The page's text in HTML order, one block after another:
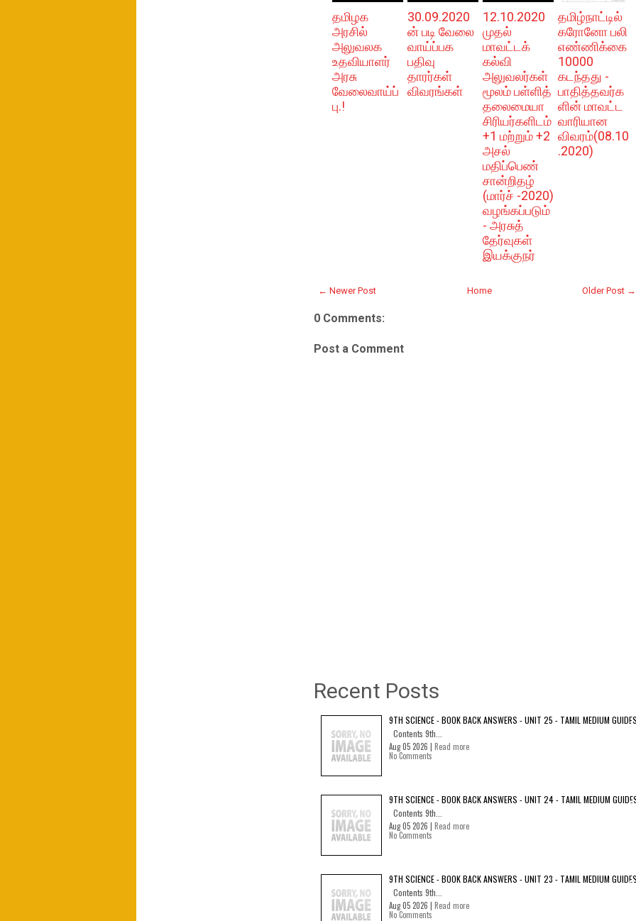
தமிழக
அரசில்
அலுவலக
உதவியாளர்
அரசு
வேலைவாய்ப்
பு.!
30.09.2020
ன் படி வேலை
வாய்ப்பக
பதிவு
தாரர்கள்
விவரங்கள்
12.10.2020
முதல்
மாவட்டக்
கல்வி
அலுவலர்கள்
மூலம் பள்ளித்
தலைமையா
சிரியர்களிடம்
+1 மற்றும் +2
அசல்
மதிப்பெண்
சான்றிதழ்
(மார்ச் -2020)
வழங்கப்படும்
- அரசுத்
தேர்வுகள்
இயக்குநர்
தமிழ்நாட்டில்
கரோனோ பலி
எண்ணிக்கை
10000
கடந்தது -
பாதித்தவர்க
ளின் மாவட்ட
வாரியான
விவரம்(08.10
.2020)
← Newer Post Older Post →
Home
0 Comments:
Post a Comment
Recent Posts
9TH SCIENCE - BOOK BACK ANSWERS - UNIT 25 - TAMIL MEDIUM
Contents 9th...
Aug 05 2026 | Read more
No Comments
9TH SCIENCE - BOOK BACK ANSWERS - UNIT 24 - TAMIL MEDIUM
Contents 9th...
Aug 05 2026 | Read more
No Comments
9TH SCIENCE - BOOK BACK ANSWERS - UNIT 23 - TAMIL MEDIUM
Contents 9th...
Aug 05 2026 | Read more
No Comments